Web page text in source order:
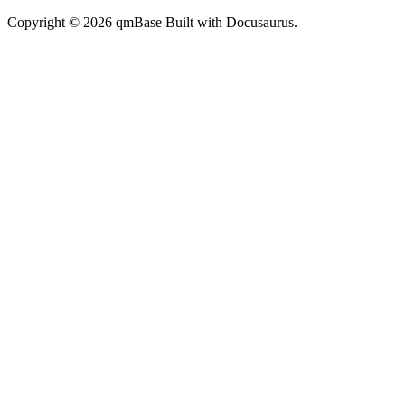
Copyright © 2026 qmBase Built with Docusaurus.